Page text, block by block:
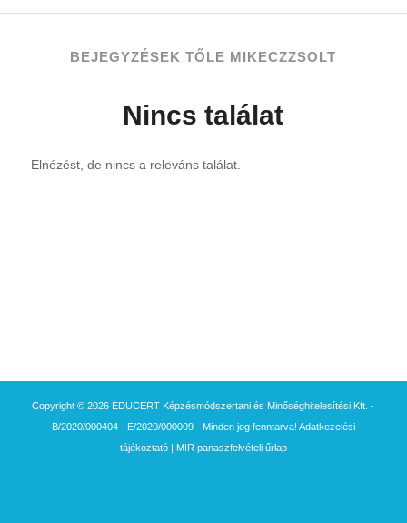
BEJEGYZÉSEK TŐLE MIKECZZSOLT
Nincs találat
Elnézést, de nincs a releváns találat.
Copyright © 2026 EDUCERT Képzésmódszertani és Minőséghitelesítési Kft. -
B/2020/000404 - E/2020/000009 - Minden jog fenntarva! Adatkezelési
tájékoztató| MIR panaszfelvételi űrlap